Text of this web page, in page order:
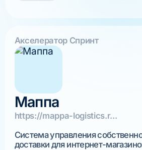
Акселератор Спринт
Маппа
https://mappa-logistics.r...
Система управления
доставки для интернет-